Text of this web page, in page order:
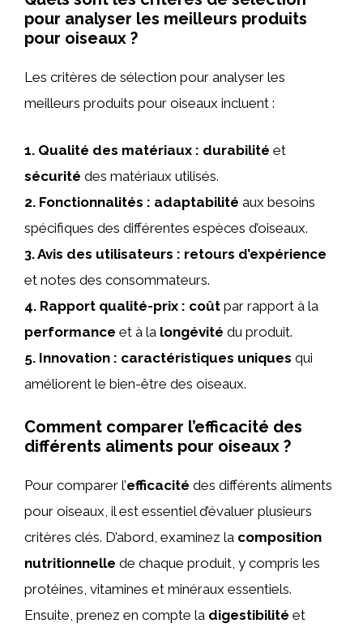
pour analyser les meilleurs produits
pour oiseaux ?
Les critères de sélection pour analyser les
meilleurs produits pour oiseaux incluent :
1. Qualité des matériaux : durabilité et
sécurité des matériaux utilisés.
2. Fonctionnalités : adaptabilité aux besoins
spécifiques des différentes espèces d’oiseaux.
3.Avis des utilisateurs : retours d’expérience
et notes des consommateurs.
4. Rapport qualité-prix : coût par rapport à la
performance et à la longévité du produit.
5. Innovation : caractéristiques uniques qui
améliorent le bien-être des oiseaux.
Comment comparer l’efficacité des
différents aliments pour oiseaux ?
Pour comparer l’efficacité des différents aliments
pour oiseaux, il est essentiel d’évaluer plusieurs
critères clés. D’abord, examinez la composition
nutritionnelle de chaque produit, y compris les
protéines, vitamines et minéraux essentiels.
Ensuite, prenez en compte la digestibilité et